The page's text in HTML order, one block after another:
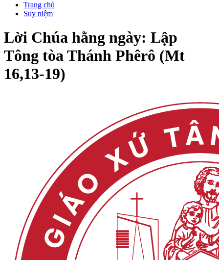
Trang chủ
Suy niệm
Lời Chúa hằng ngày: Lập
Tông tòa Thánh Phêrô (Mt
16,13-19)